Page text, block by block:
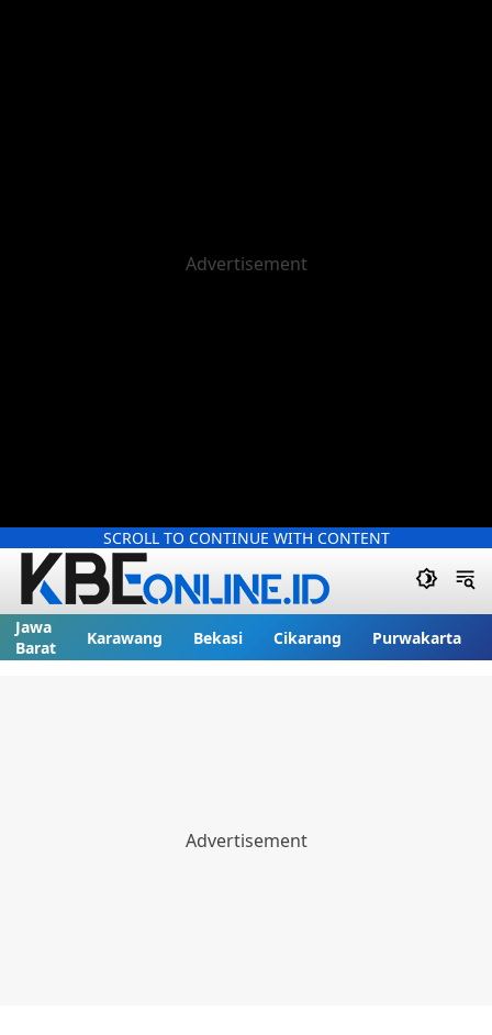
SCROLL TO CONTINUE WITH CONTENT
Jawa
Barat
Karawang Bekasi Cikarang Purwakarta